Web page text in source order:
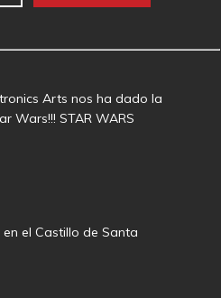
Arts nos ha dado la
Wars!!! STAR WARS
el Castillo de Santa